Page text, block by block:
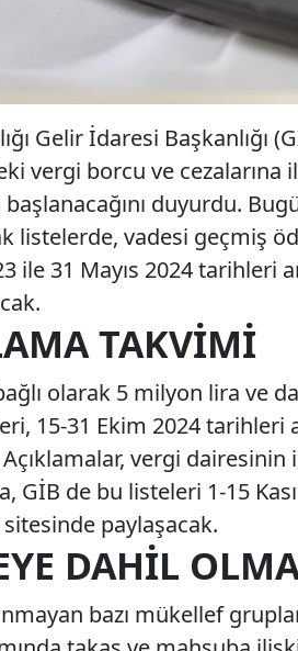
Gelir İdaresi Başkanlığı
vergi borcu ve
duyurdu.
listelerde, vadesi geçmiş
ile 31 Mayıs 2024 tarihleri
TAKVIMI
olarak 5 milyon lira ve
15-31 Ekim 2024 tarihleri
vergi
GİB de bu listeleri 1-15
paylaşacak.
DAHIL
bazı mükellef